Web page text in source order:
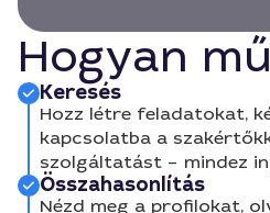
Hogyan
Keresés
Hozz létre feladatokat,
kapcsolatba a
szolgáltatást – mindez
Összahasonlítás
Nézd meg a profilokat,